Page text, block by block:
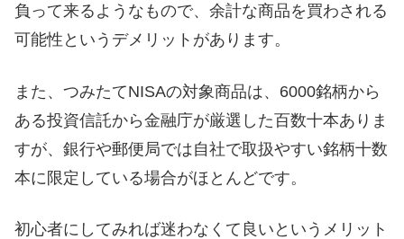
負って来るようなもので、余計な商品を買わされる
可能性というデメリットがあります。
また、つみたてNISAの対象商品は、6000銘柄から
ある投資信託から金融庁が厳選した百数十本ありま
すが、銀行や郵便局では自社で取扱やすい銘柄十数
本に限定している場合がほとんどです。
初心者にしてみれば迷わなくて良いというメリット